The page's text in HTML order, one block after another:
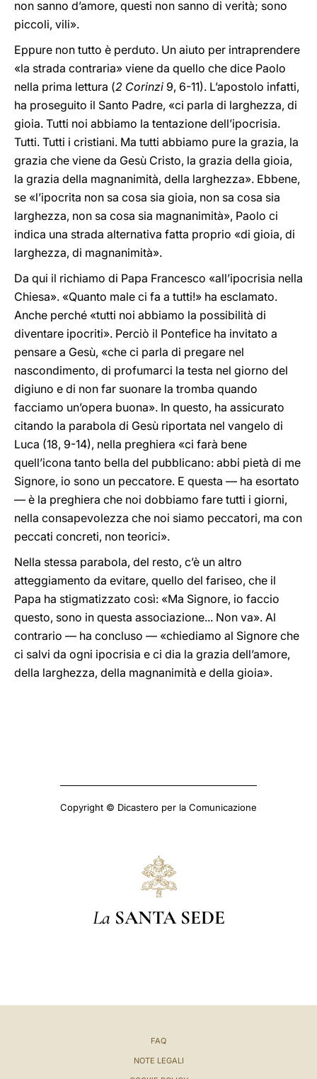
non sanno d’amore, questi non sanno di verità; sono
piccoli, vili».
Eppure non tutto è perduto. Un aiuto per intraprendere
«la strada contraria» viene da quello che dice Paolo
nella prima lettura (2 Corinzi 9, 6-11). L’apostolo infatti,
ha proseguito il Santo Padre, «ci parla di larghezza, di
gioia. Tutti noi abbiamo la tentazione dell’ipocrisia.
Tutti. Tutti i cristiani. Ma tutti abbiamo pure la grazia, la
grazia che viene da Gesù Cristo, la grazia della gioia,
la grazia della magnanimità, della larghezza». Ebbene,
se «l’ipocrita non sa cosa sia gioia, non sa cosa sia
larghezza, non sa cosa sia magnanimità», Paolo ci
indica una strada alternativa fatta proprio «di gioia, di
larghezza, di magnanimità».
Da qui il richiamo di Papa Francesco «all’ipocrisia nella
Chiesa». «Quanto male ci fa a tutti!» ha esclamato.
Anche perché «tutti noi abbiamo la possibilità di
diventare ipocriti». Perciò il Pontefice ha invitato a
pensare a Gesù, «che ci parla di pregare nel
nascondimento, di profumarci la testa nel giorno del
digiuno e di non far suonare la tromba quando
facciamo un’opera buona». In questo, ha assicurato
citando la parabola di Gesù riportata nel vangelo di
Luca (18, 9-14), nella preghiera «ci farà bene
quell’icona tanto bella del pubblicano: abbi pietà di me
Signore, io sono un peccatore. E questa — ha esortato
— è la preghiera che noi dobbiamo fare tutti i giorni,
nella consapevolezza che noi siamo peccatori, ma con
peccati concreti, non teorici».
Nella stessa parabola, del resto, c’è un altro
atteggiamento da evitare, quello del fariseo, che il
Papa ha stigmatizzato così: «Ma Signore, io faccio
questo, sono in questa associazione... Non va». Al
contrario — ha concluso — «chiediamo al Signore che
ci salvi da ogni ipocrisia e ci dia la grazia dell’amore,
della larghezza, della magnanimità e della gioia».
Copyright © Dicastero per la Comunicazione
La SANTA SEDE
FAQ
NOTE LEGALI